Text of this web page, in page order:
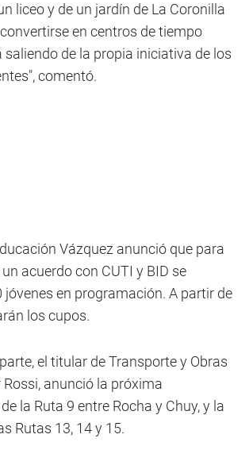
liceo y de un jardín de La Coronilla
en centros de tiempo
saliendo de la propia iniciativa de los
comentó.
Vázquez anunció que para
acuerdo con CUTI y BID se
en programación. A partir de
los cupos.
el titular de Transporte y Obras
anunció la próxima
la Ruta 9 entre Rocha y Chuy, y la
Rutas 13, 14 y 15.